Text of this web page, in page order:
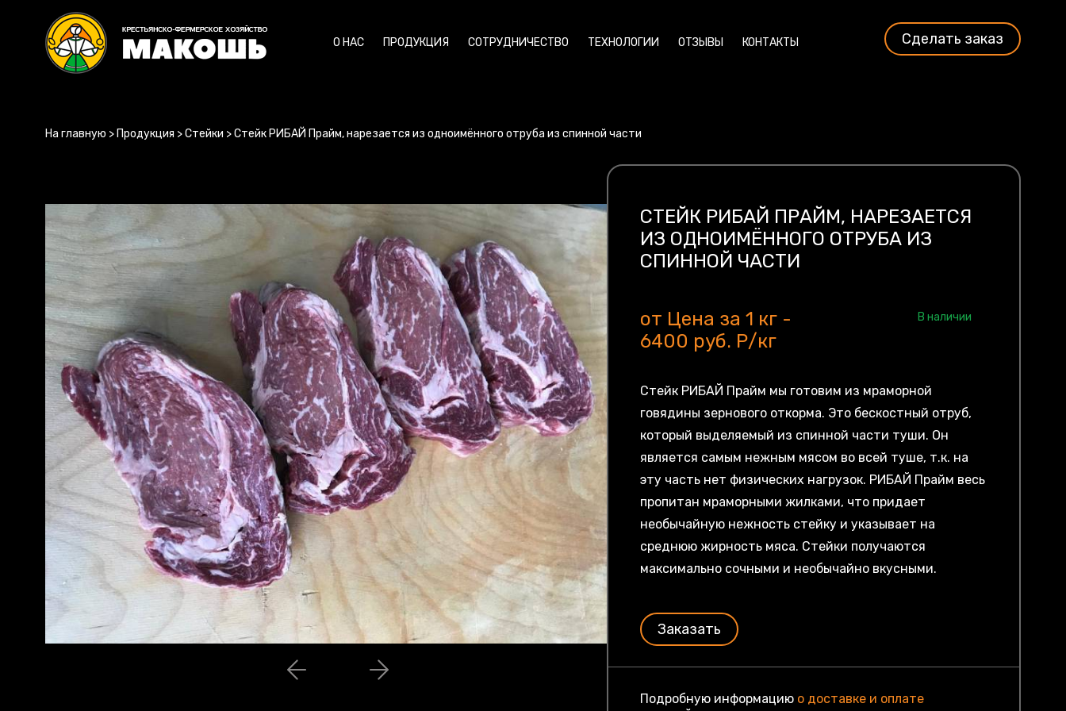
О НАС ПРОДУКЦИЯ СОТРУДНИЧЕСТВО ТЕХНОЛОГИИ ОТЗЫВЫ КОНТАКТЫ Сделать заказ
На главную > Продукция >Стейки >Стейк РИБАЙ Прайм, нарезается из одноимённого отруба из спинной части
СТЕЙК РИБАЙ ПРАЙМ, НАРЕЗАЕТСЯ
ИЗ ОДНОИМЁННОГО ОТРУБА ИЗ
СПИННОЙ ЧАСТИ
от Цена за 1 кг -
6400 руб. Р/кг
В наличии
Стейк РИБАЙ Прайм мы готовим из мраморной
говядины зернового откорма. Это бескостный отруб,
который выделяемый из спинной части туши. Он
является самым нежным мясом во всей туше, т.к. на
эту часть нет физических нагрузок. РИБАЙ Прайм весь
пропитан мраморными жилками, что придает
необычайную нежность стейку и указывает на
среднюю жирность мяса. Стейки получаются
максимально сочными и необычайно вкусными.
Заказать
Подробную информацию о доставке и оплате